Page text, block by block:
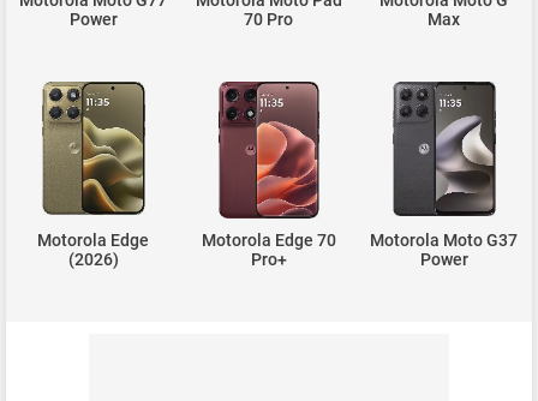
Power
70 Pro
Max
Motorola Edge
(2026)
Motorola Edge 70
Pro+
Motorola Moto G37
Power